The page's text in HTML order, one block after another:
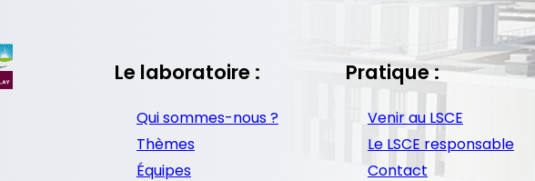
Le laboratoire :
Qui sommes-nous ?
Thèmes
Équipes
Pratique :
Venir au LSCE
Le LSCE responsable
Contact